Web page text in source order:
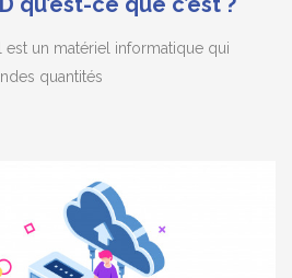
un matériel informatique qui
quantités